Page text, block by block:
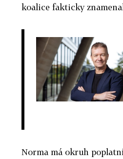
koalice fakticky
Norma má okruh